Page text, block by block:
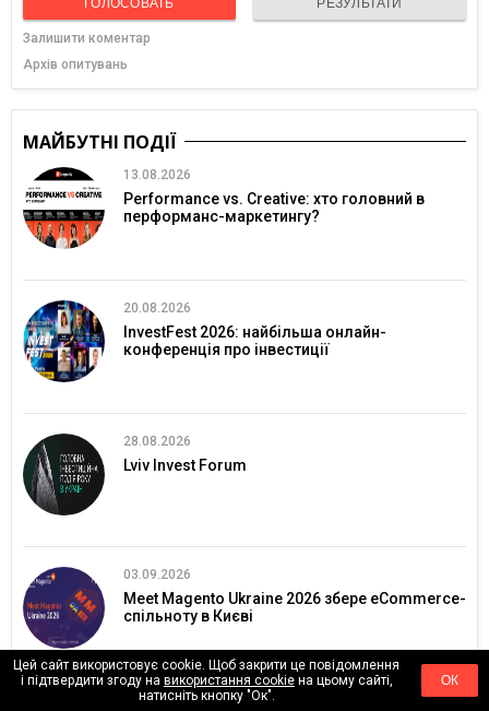
ГОЛОСОВАТЬ РЕЗУЛЬТАТИ
Залишити коментар
Архів опитувань
МАЙБУТНІ ПОДІЇ
13.08.2026
Performance vs. Creative: хто головний в
перформанс-маркетингу?
20.08.2026
InvestFest 2026: найбільша онлайн-
конференція про інвестиції
28.08.2026
Lviv Invest Forum
03.09.2026
Meet Magento Ukraine 2026 збере eCommerce-
спільноту в Києві
Цей сайт використовує cookie. Щоб закрити це повідомлення
і підтвердити згоду на використання cookieна цьому сайті,
натисніть кнопку "Ок".
ОК